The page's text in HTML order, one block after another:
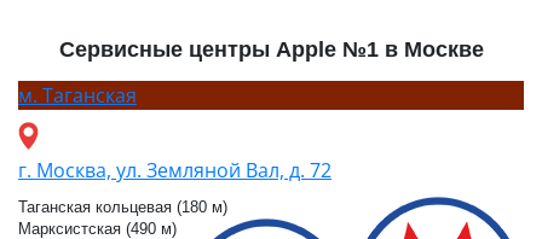
Сервисные центры Apple №1 в Москве
м. Таганская
г. Москва, ул. Земляной Вал, д. 72
Таганская кольцевая (180 м)
Марксистская (490 м)